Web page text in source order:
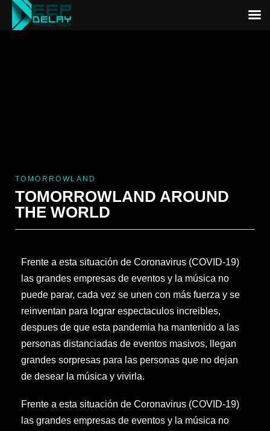
TOMORROWLAND
TOMORROWLAND AROUND
THE WORLD
Frente a esta situación de Coronavirus (COVID-19)
las grandes empresas de eventos y la música no
puede parar, cada vez se unen con más fuerza y se
reinventan para lograr espectaculos increibles,
despues de que esta pandemia ha mantenido a las
personas distanciadas de eventos masivos, llegan
grandes sorpresas para las personas que no dejan
de desear la música y vivirla.
Frente a esta situación de Coronavirus (COVID-19)
las grandes empresas de eventos y la música no